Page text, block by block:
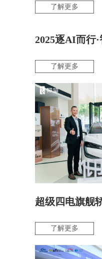
了解更多
了解更多
了解更多